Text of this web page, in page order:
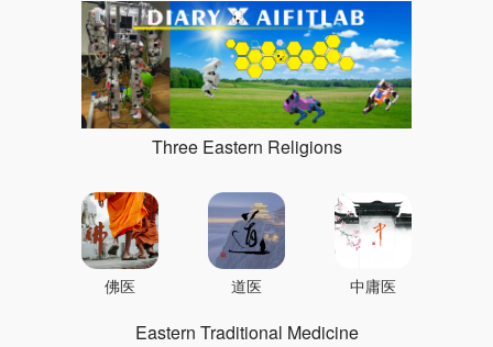
Three Eastern Religions
佛医 道医 中庸医
Eastern Traditional Medicine